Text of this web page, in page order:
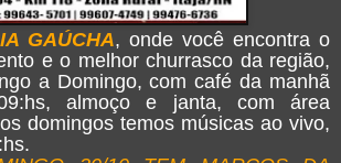
GAÚCHA, onde você encontra o
e o melhor churrasco da região,
a Domingo, com café da manhã
almoço e janta, com área
domingos temos músicas ao vivo,